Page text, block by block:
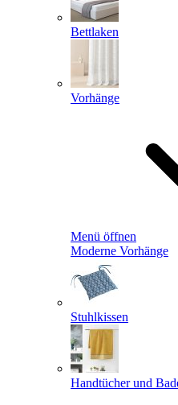
Bettlaken
Vorhänge
Menü öffnen
Moderne Vorhänge
Stuhlkissen
Handtücher und